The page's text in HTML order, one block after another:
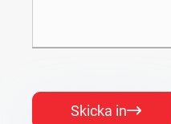
Skicka in